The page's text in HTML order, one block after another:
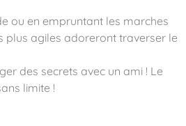
ou en empruntant les marches
plus agiles adoreront traverser le
des secrets avec un ami ! Le
limite !